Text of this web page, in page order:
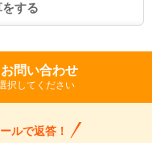
する
問い合わせ
択してください
ルで返答！
動入力されます
はい